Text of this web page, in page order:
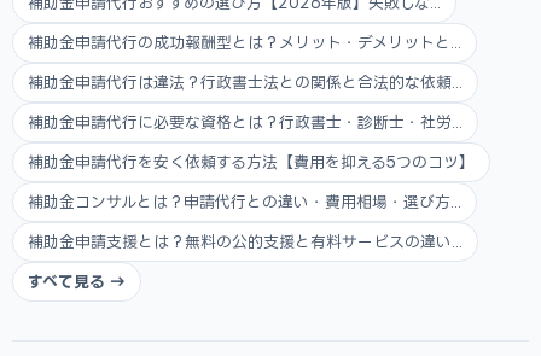
補助金申請代行の成功報酬型とは？メリット・デメリットと...
補助金申請代行は違法？行政書士法との関係と合法的な依頼...
補助金申請代行に必要な資格とは？行政書士・診断士・社労...
補助金申請代行を安く依頼する方法【費用を抑える5つのコツ】
補助金コンサルとは？申請代行との違い・費用相場・選び方...
補助金申請支援とは？無料の公的支援と有料サービスの違い...
すべて見る →